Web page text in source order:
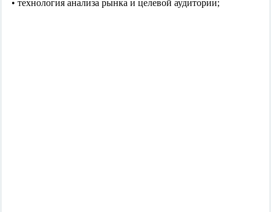
• технология анализа рынка и целевой аудитории;